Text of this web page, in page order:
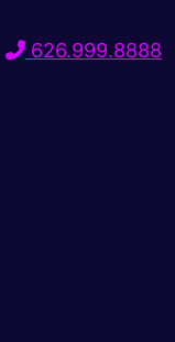
626.999.8888